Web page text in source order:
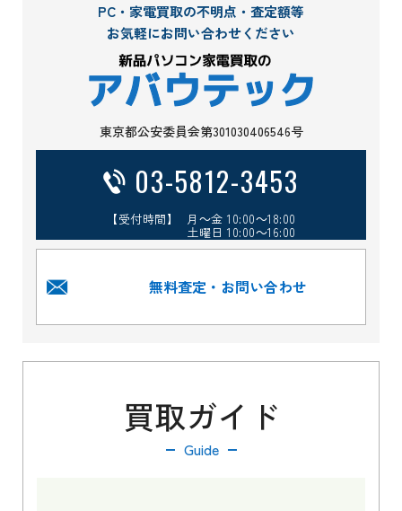
PC・家電買取の不明点・査定額等
お気軽にお問い合わせください
東京都公安委員会第301030406546号
03-5812-3453
【受付時間】 月～金 10:00～18:00
土曜日 10:00～16:00
無料査定・お問い合わせ
買取ガイド
Guide